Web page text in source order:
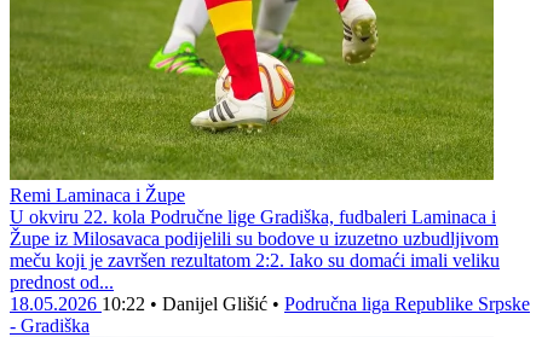
Remi Laminaca i Župe
U okviru 22. kola Područne lige Gradiška, fudbaleri Laminaca i
Župe iz Milosavaca podijelili su bodove u izuzetno uzbudljivom
meču koji je završen rezultatom 2:2. Iako su domaći imali veliku
prednost od...
18.05.2026 10:22 • Danijel Glišić • Područna liga Republike Srpske
- Gradiška